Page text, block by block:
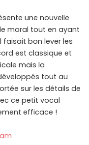
une nouvelle
moral tout en ayant
bon lever les
est classique et
mais la
tout au
sur les détails de
ce petit vocal
efficace !